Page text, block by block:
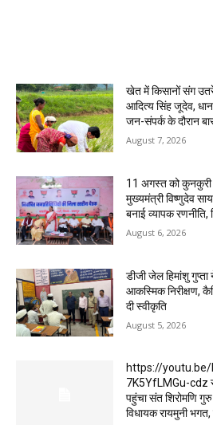
खेत में किसानों संग
आदित्य सिंह जूदेव, धान
जन-संपर्क के दौरान
August 7, 2026
11 अगस्त को कुनकुरी में
मुख्यमंत्री विष्णुदेव
बनाई व्यापक रणनीति,
August 6, 2026
डीजी जेल हिमांशु
आकस्मिक निरीक्षण,
दी स्वीकृति
August 5, 2026
https://youtu.be/
7K5YfLMGu-cdz
पहुंचा संत शिरोमणि
विधायक रायमुनी भगत,